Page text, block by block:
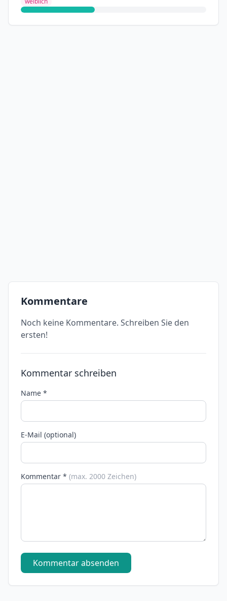
Kommentare
Noch keine Kommentare. Schreiben Sie den
ersten!
Kommentar schreiben
Name *
E-Mail (optional)
Kommentar * (max. 2000 Zeichen)
Kommentar absenden